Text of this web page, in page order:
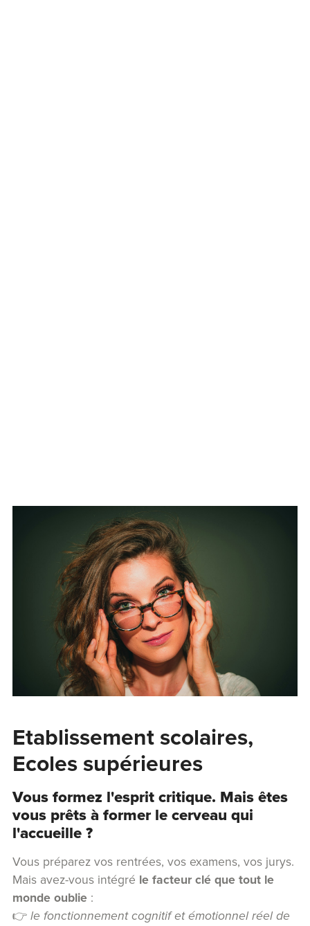
Etablissement scolaires,
Ecoles supérieures
Vous formez l'esprit critique. Mais êtes
vous prêts à former le cerveau qui
l'accueille ?
Vous préparez vos rentrées, vos examens, vos jurys.
Mais avez-vous intégré le facteur clé que tout le
monde oublie:
👉 le fonctionnement cognitif et émotionnel réel de